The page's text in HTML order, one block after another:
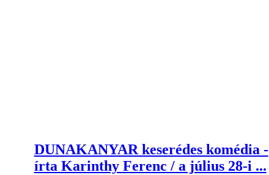
DUNAKANYAR keserédes komédia -
írta Karinthy Ferenc / a július 28-i ...